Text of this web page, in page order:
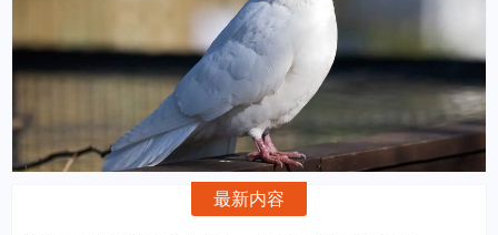
最新内容